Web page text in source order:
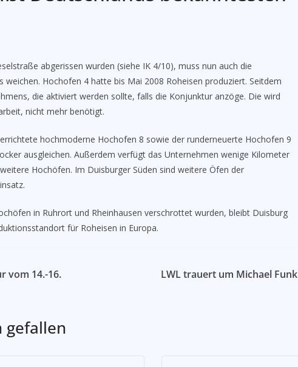
abgerissen wurden (siehe IK 4/10), muss nun auch die
Hochofen 4 hatte bis Mai 2008 Roheisen produziert. Seitdem
die aktiviert werden sollte, falls die Konjunktur anzöge. Die wird
nicht mehr benötigt.
hochmoderne Hochofen 8 sowie der runderneuerte Hochofen 9
ausgleichen. Außerdem verfügt das Unternehmen wenige Kilometer
Hochöfen. Im Duisburger Süden sind weitere Öfen der
in Ruhrort und Rheinhausen verschrottet wurden, bleibt Duisburg
für Roheisen in Europa.
vom 14.-16.
LWL trauert um Michael Funk
gefallen